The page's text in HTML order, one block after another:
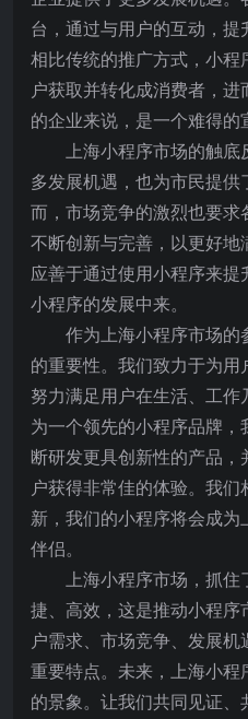
台，通过与用户的互动，提
相比传统的推广方式，小
户获取并转化成消费者，
的企业来说，是一个难得的
上海小程序市场的触底
多发展机遇，也为市民提
而，市场竞争的激烈也要
不断创新与完善，以更好
应善于通过使用小程序来
小程序的发展中来。
作为上海小程序市场
的重要性。我们致力于为用
努力满足用户在生活、工
为一个领先的小程序品牌
断研发更具创新性的产品
户获得非常佳的体验。我
新，我们的小程序将会成
伴侣。
上海小程序市场，抓住
捷、高效，这是推动小程
户需求、市场竞争、发展
重要特点。未来，上海小
的景象。让我们共同见证